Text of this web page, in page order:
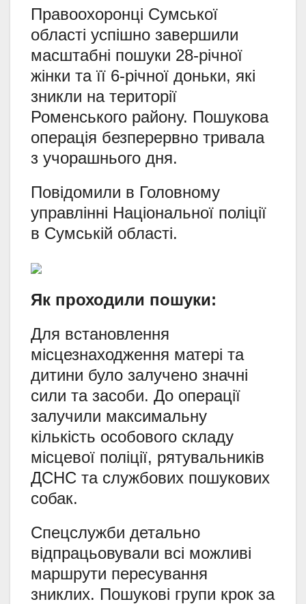
Правоохоронці Сумської
області успішно завершили
масштабні пошуки 28-річної
жінки та її 6-річної доньки, які
зникли на території
Роменського району. Пошукова
операція безперервно тривала
з учорашнього дня.
Повідомили в Головному
управлінні Національної поліції
в Сумській області.
Як проходили пошуки:
Для встановлення
місцезнаходження матері та
дитини було залучено значні
сили та засоби. До операції
залучили максимальну
кількість особового складу
місцевої поліції, рятувальників
ДСНС та службових пошукових
собак.
Спецслужби детально
відпрацьовували всі можливі
маршрути пересування
зниклих. Пошукові групи крок за